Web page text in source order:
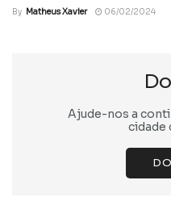
By Matheus Xavier 06/02/2024
Ajude-nos a
cidade